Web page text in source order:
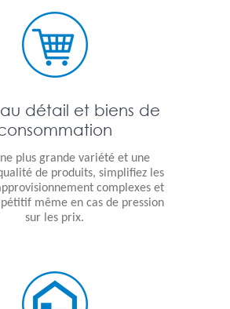
détail et biens de
plus grande variété et une
de produits, simplifiez les
complexes et
même en cas de pression
sur les prix.